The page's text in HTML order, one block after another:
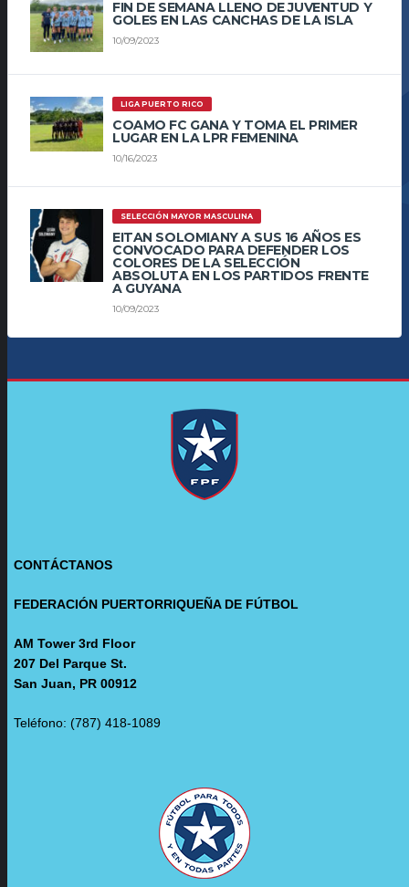
FIN DE SEMANA LLENO DE JUVENTUD Y
GOLES EN LAS CANCHAS DE LA ISLA
10/09/2023
LIGA PUERTO RICO
COAMO FC GANA Y TOMA EL PRIMER
LUGAR EN LA LPR FEMENINA
10/16/2023
SELECCIÓN MAYOR MASCULINA
EITAN SOLOMIANY A SUS 16 AÑOS ES
CONVOCADO PARA DEFENDER LOS
COLORES DE LA SELECCIÓN
ABSOLUTA EN LOS PARTIDOS FRENTE
A GUYANA
10/09/2023
CONTÁCTANOS
FEDERACIÓN PUERTORRIQUEÑA DE FÚTBOL
AM Tower 3rd Floor
207 Del Parque St.
San Juan, PR 00912
Teléfono: (787) 418-1089